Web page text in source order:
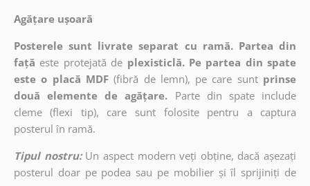
Agățare ușoară
Posterele sunt livrate separat cu ramă. Partea din
față este protejată de plexisticlă. Pe partea din spate
este o placă MDF (fibră de lemn), pe care sunt prinse
două elemente de agățare. Parte din spate include
cleme (flexi tip), care sunt folosite pentru a captura
posterul în ramă.
Tipul nostru: Un aspect modern veți obține, dacă așezați
posterul doar pe podea sau pe mobilier și îl sprijiniți de